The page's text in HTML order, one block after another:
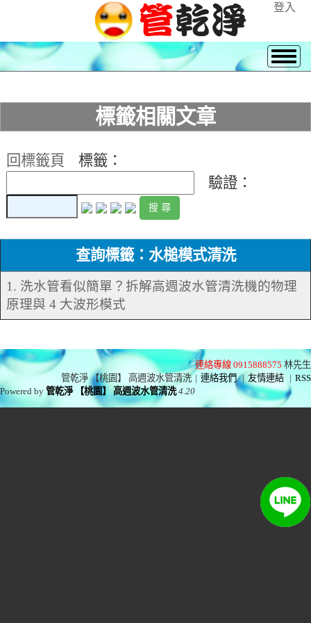
登入
標籤相關文章
回標籤頁
標籤：
驗證：
查詢標籤：水槌模式清洗
1. 洗水管看似簡單？拆解高週波水管清洗機的物理
原理與 4 大波形模式
連絡專線 0915888575 林先生
管乾淨 【桃園】 高週波水管清洗 | 連絡我們 | 友情連結 | RSS
Powered by管乾淨 【桃園】 高週波水管清洗 4.20